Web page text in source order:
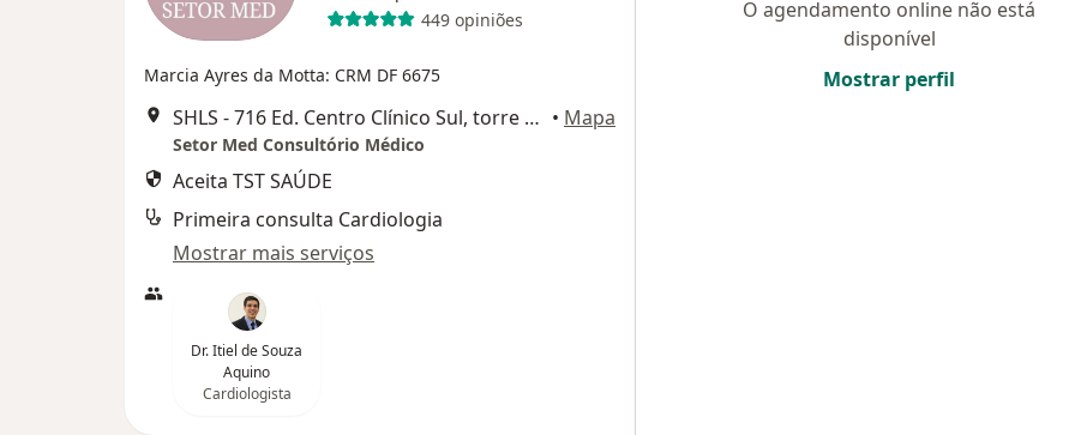
449 opiniões
Marcia Ayres da Motta: CRM DF 6675
SHLS - 716 Ed. Centro Clínico Sul, torre 1, 2° andar, sala 207/209, Brasília • Mapa
Setor Med Consultório Médico
Aceita TST SAÚDE
Primeira consulta Cardiologia
Mostrar mais serviços
Dr. Itiel de Souza
Aquino
Cardiologista
O agendamento online não está
disponível
Mostrar perfil